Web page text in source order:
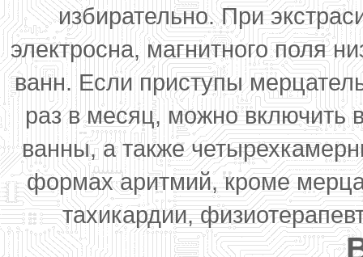
избирательно. При
электросна, магнитного поля
ванн. Если приступы
раз в месяц, можно включить
ванны, а также
формах аритмий, кроме
тахикардии,